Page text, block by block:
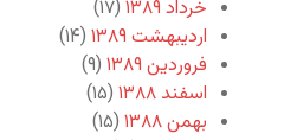
خرداد ۱۳۸۹
(۱۷)
اردیبهشت ۱۳۸۹
(۱۴)
فروردین ۱۳۸۹
(۹)
اسفند ۱۳۸۸
(۱۵)
بهمن ۱۳۸۸
(۱۵)